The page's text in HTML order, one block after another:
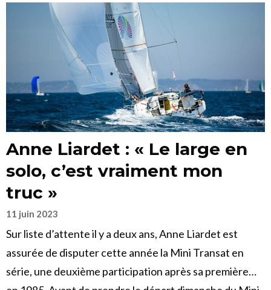
Anne Liardet : « Le large en
solo, c’est vraiment mon
truc »
11 juin 2023
Sur liste d’attente il y a deux ans, Anne Liardet est
assurée de disputer cette année la Mini Transat en
série, une deuxième participation après sa première…